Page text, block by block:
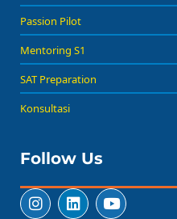
Passion Pilot
Mentoring S1
SAT Preparation
Konsultasi
Follow Us